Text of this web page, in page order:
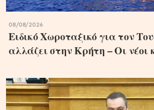
08/08/2026
Ειδικό Χωροταξικό για τον
αλλάζει στην Κρήτη – Οι νέοι